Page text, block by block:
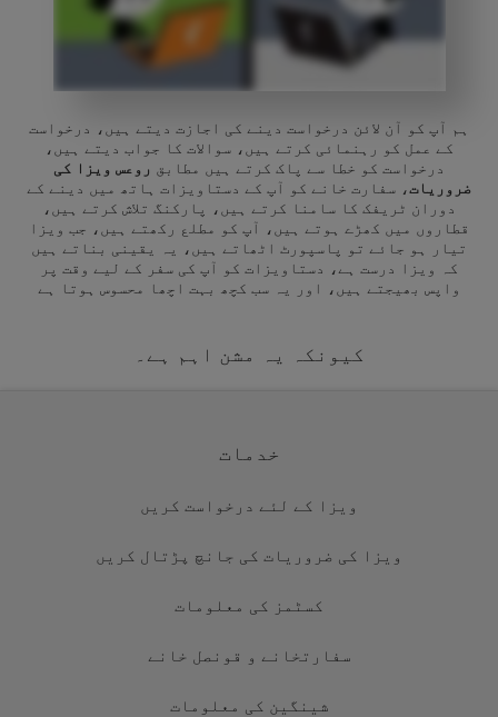
ہم آپ کو آن لائن درخواست دینے کی اجازت دیتے ہیں، درخواست
کے عمل کو رہنمائی کرتے ہیں، سوالات کا جواب دیتے ہیں،
درخواست کو خطا سے پاک کرتے ہیں مطابق
روعس ویزا کی
ضروریات، سفارت خانے کو آپ کے دستاویزات ہاتھ میں دینے کے
دوران ٹریفک کا سامنا کرتے ہیں، پارکنگ تلاش کرتے ہیں،
قطاروں میں کھڑے ہوتے ہیں، آپ کو مطلع رکھتے ہیں، جب ویزا
تیار ہو جائے تو پاسپورٹ اٹھاتے ہیں، یہ یقینی بناتے ہیں
کہ ویزا درست ہے، دستاویزات کو آپ کی سفر کے لیے وقت پر
واپس بھیجتے ہیں، اور یہ سب کچھ بہت اچھا محسوس ہوتا ہے
کیونکہ یہ مشن اہم ہے۔
خدمات
ویزا کے لئے درخواست کریں
ویزا کی ضروریات کی جانچ پڑتال کریں
کسٹمز کی معلومات
سفارتخانے و قونصل خانے
شینگین کی معلومات